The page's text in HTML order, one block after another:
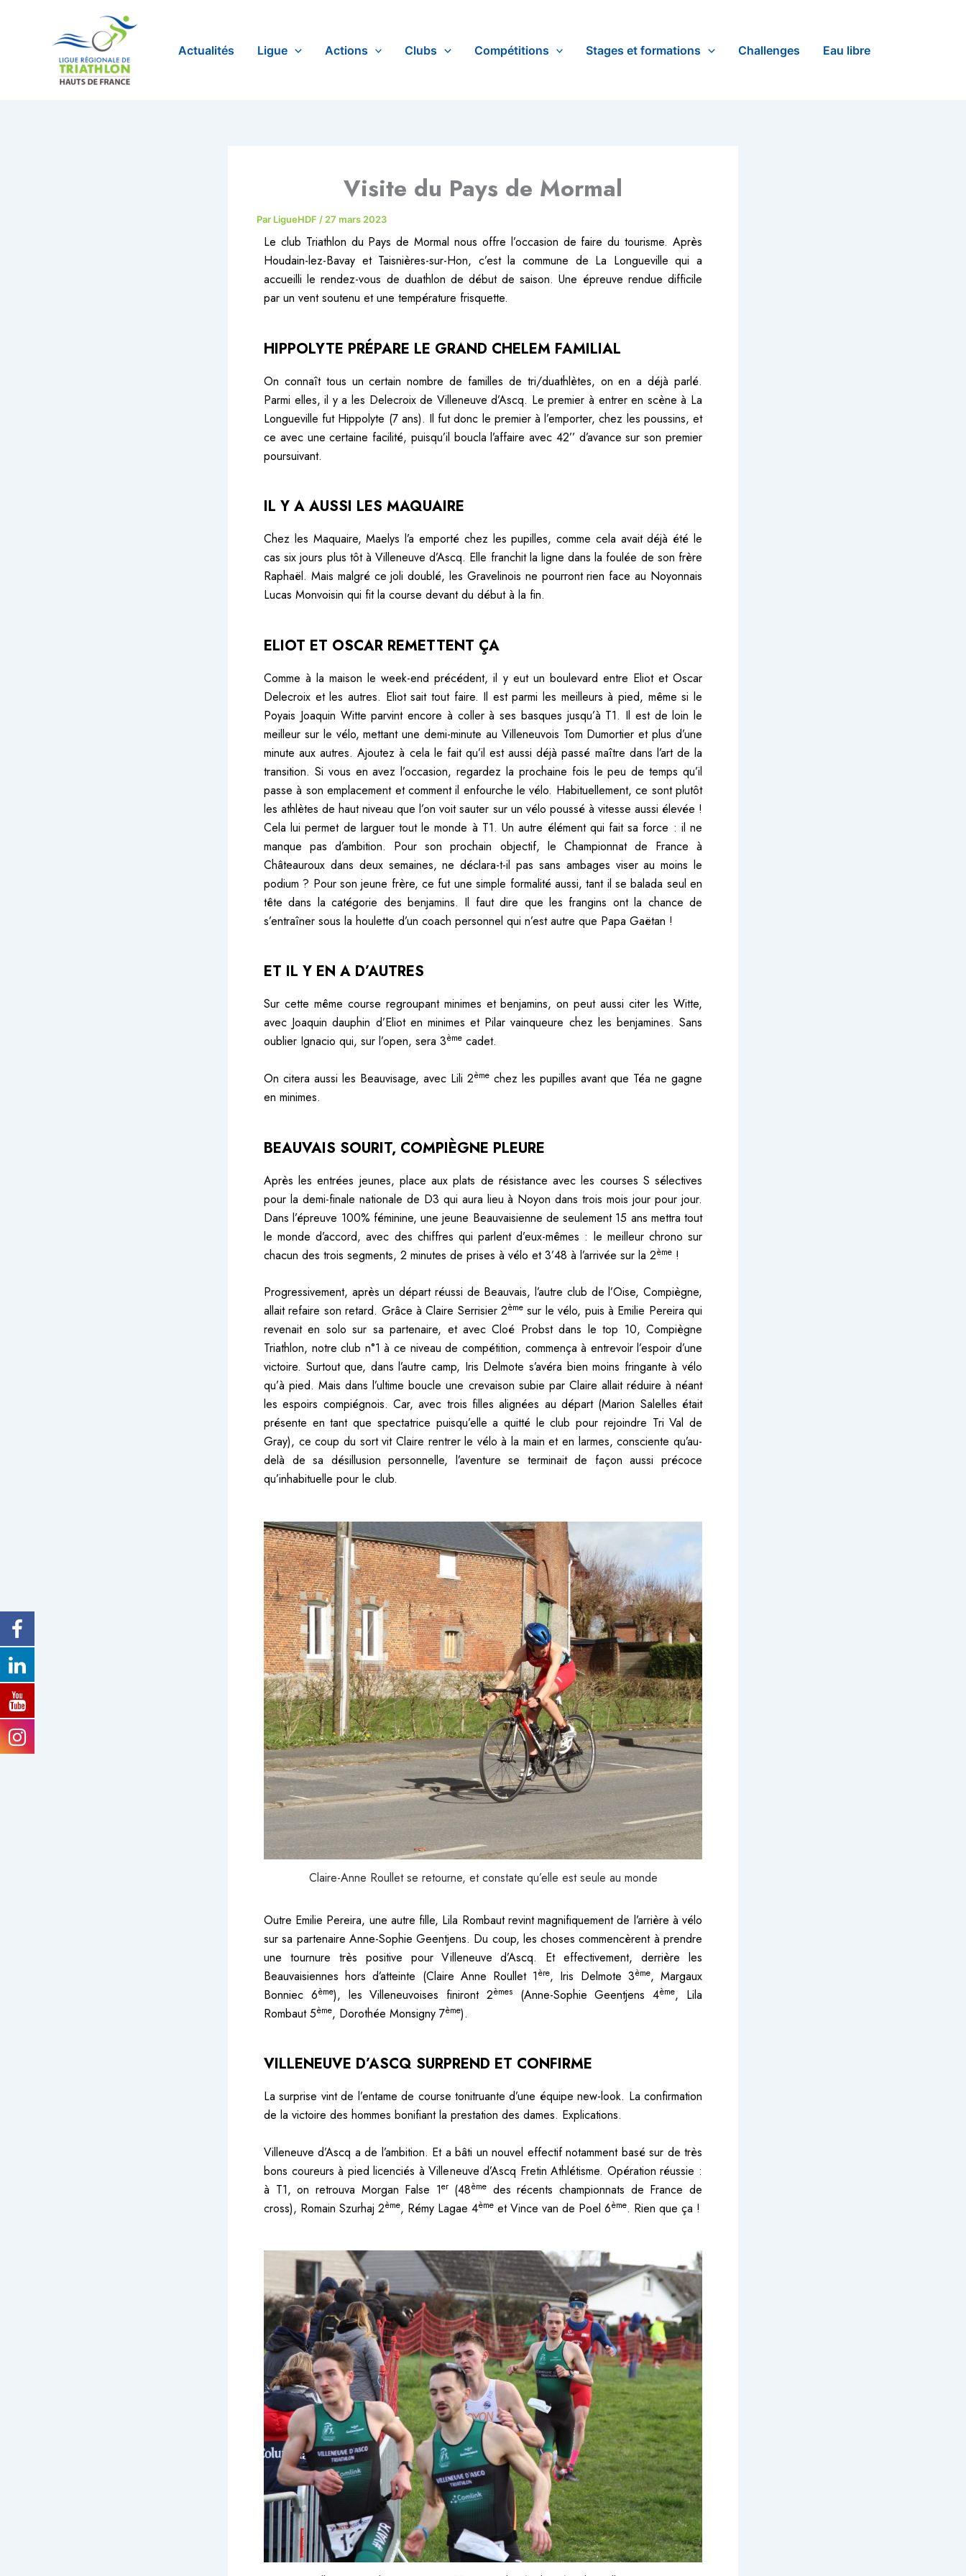
Actualités Ligue Actions Clubs Compétitions Stages et formations Challenges Eau libre
Visite du Pays de Mormal
Par LigueHDF / 27 mars 2023
Le club Triathlon du Pays de Mormal nous offre l’occasion de faire du tourisme. Après
Houdain-lez-Bavay et Taisnières-sur-Hon, c’est la commune de La Longueville qui a
accueilli le rendez-vous de duathlon de début de saison. Une épreuve rendue difficile
par un vent soutenu et une température frisquette.
HIPPOLYTE PRÉPARE LE GRAND CHELEM FAMILIAL
On connaît tous un certain nombre de familles de tri/duathlètes, on en a déjà parlé.
Parmi elles, il y a les Delecroix de Villeneuve d’Ascq. Le premier à entrer en scène à La
Longueville fut Hippolyte (7 ans). Il fut donc le premier à l’emporter, chez les poussins, et
ce avec une certaine facilité, puisqu’il boucla l’affaire avec 42’’ d’avance sur son premier
poursuivant.
IL Y A AUSSI LES MAQUAIRE
Chez les Maquaire, Maelys l’a emporté chez les pupilles, comme cela avait déjà été le
cas six jours plus tôt à Villeneuve d’Ascq. Elle franchit la ligne dans la foulée de son frère
Raphaël. Mais malgré ce joli doublé, les Gravelinois ne pourront rien face au Noyonnais
Lucas Monvoisin qui fit la course devant du début à la fin.
ELIOT ET OSCAR REMETTENT ÇA
Comme à la maison le week-end précédent, il y eut un boulevard entre Eliot et Oscar
Delecroix et les autres. Eliot sait tout faire. Il est parmi les meilleurs à pied, même si le
Poyais Joaquin Witte parvint encore à coller à ses basques jusqu’à T1. Il est de loin le
meilleur sur le vélo, mettant une demi-minute au Villeneuvois Tom Dumortier et plus d’une
minute aux autres. Ajoutez à cela le fait qu’il est aussi déjà passé maître dans l’art de la
transition. Si vous en avez l’occasion, regardez la prochaine fois le peu de temps qu’il
passe à son emplacement et comment il enfourche le vélo. Habituellement, ce sont plutôt
les athlètes de haut niveau que l’on voit sauter sur un vélo poussé à vitesse aussi élevée !
Cela lui permet de larguer tout le monde à T1. Un autre élément qui fait sa force : il ne
manque pas d’ambition. Pour son prochain objectif, le Championnat de France à
Châteauroux dans deux semaines, ne déclara-t-il pas sans ambages viser au moins le
podium ? Pour son jeune frère, ce fut une simple formalité aussi, tant il se balada seul en
tête dans la catégorie des benjamins. Il faut dire que les frangins ont la chance de
s’entraîner sous la houlette d’un coach personnel qui n’est autre que Papa Gaëtan !
ET IL Y EN A D’AUTRES
Sur cette même course regroupant minimes et benjamins, on peut aussi citer les Witte,
avec Joaquin dauphin d’Eliot en minimes et Pilar vainqueure chez les benjamines. Sans
oublier Ignacio qui, sur l’open, sera 3ème cadet.
On citera aussi les Beauvisage, avec Lili 2ème chez les pupilles avant que Téa ne gagne
en minimes.
BEAUVAIS SOURIT, COMPIÈGNE PLEURE
Après les entrées jeunes, place aux plats de résistance avec les courses S sélectives
pour la demi-finale nationale de D3 qui aura lieu à Noyon dans trois mois jour pour jour.
Dans l’épreuve 100% féminine, une jeune Beauvaisienne de seulement 15 ans mettra tout
le monde d’accord, avec des chiffres qui parlent d’eux-mêmes : le meilleur chrono sur
chacun des trois segments, 2 minutes de prises à vélo et 3’48 à l’arrivée sur la 2ème !
Progressivement, après un départ réussi de Beauvais, l’autre club de l’Oise, Compiègne,
allait refaire son retard. Grâce à Claire Serrisier 2ème sur le vélo, puis à Emilie Pereira qui
revenait en solo sur sa partenaire, et avec Cloé Probst dans le top 10, Compiègne
Triathlon, notre club n°1 à ce niveau de compétition, commença à entrevoir l’espoir d’une
victoire. Surtout que, dans l’autre camp, Iris Delmote s’avéra bien moins fringante à vélo
qu’à pied. Mais dans l’ultime boucle une crevaison subie par Claire allait réduire à néant
les espoirs compiégnois. Car, avec trois filles alignées au départ (Marion Salelles était
présente en tant que spectatrice puisqu’elle a quitté le club pour rejoindre Tri Val de
Gray), ce coup du sort vit Claire rentrer le vélo à la main et en larmes, consciente qu’au-
delà de sa désillusion personnelle, l’aventure se terminait de façon aussi précoce
qu’inhabituelle pour le club.
Claire-Anne Roullet se retourne, et constate qu’elle est seule au monde
Outre Emilie Pereira, une autre fille, Lila Rombaut revint magnifiquement de l’arrière à vélo
sur sa partenaire Anne-Sophie Geentjens. Du coup, les choses commencèrent à prendre
une tournure très positive pour Villeneuve d’Ascq. Et effectivement, derrière les
Beauvaisiennes hors d’atteinte (Claire Anne Roullet 1ère, Iris Delmote 3ème, Margaux
Bonniec 6ème), les Villeneuvoises finiront 2èmes(Anne-Sophie Geentjens 4ème, Lila
Rombaut 5ème, Dorothée Monsigny 7ème).
VILLENEUVE D’ASCQ SURPREND ET CONFIRME
La surprise vint de l’entame de course tonitruante d’une équipe new-look. La confirmation
de la victoire des hommes bonifiant la prestation des dames. Explications.
Villeneuve d’Ascq a de l’ambition. Et a bâti un nouvel effectif notamment basé sur de très
bons coureurs à pied licenciés à Villeneuve d’Ascq Fretin Athlétisme. Opération réussie :
à T1, on retrouva Morgan False 1er (48èmedes récents championnats de France de
cross), Romain Szurhaj 2ème, Rémy Lagae 4ème et Vince van de Poel 6ème. Rien que ça !